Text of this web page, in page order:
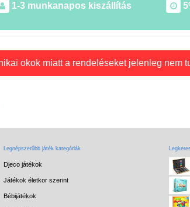
1-3 munkanapos kiszállítás
okok miatt a rendeléseket jelenleg nem
Legnépszerűbb játék kategóriák
Djeco játékok
Játékok életkor szerint
Bébijátékok